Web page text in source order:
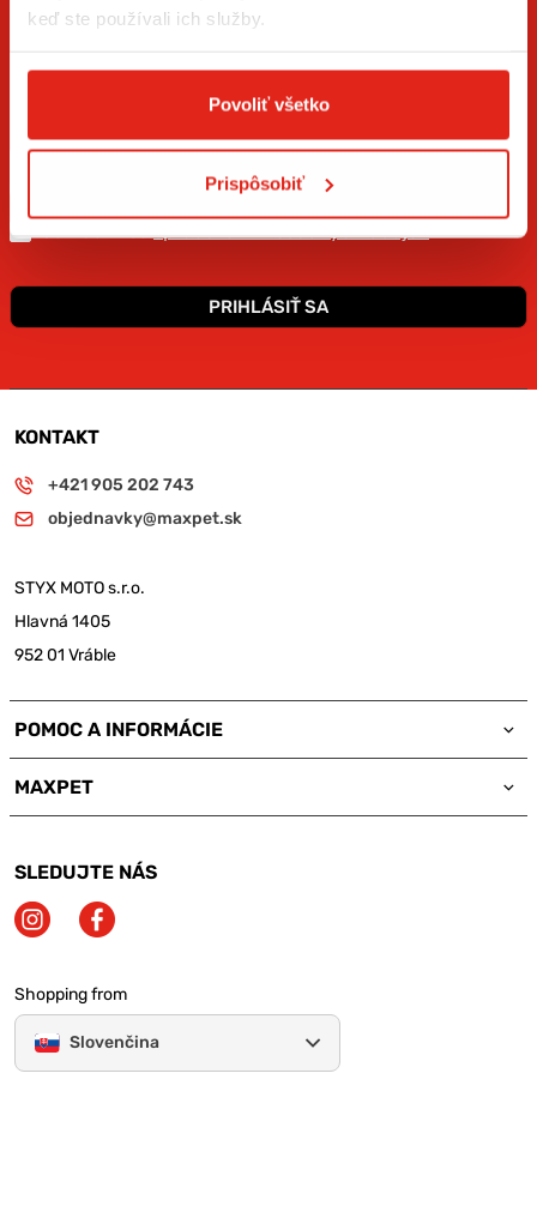
keď ste používali ich služby.
Povoliť všetko
Prispôsobiť
ZÍSKAJTE NOVINKY AKO PRVÝ
Prihláste sa na odber newslettera a buďte prvý, kto má
PRIHLÁSIŤ SA
KONTAKT
+421 905 202 743
objednavky@maxpet.sk
STYX MOTO s.r.o.
Hlavná 1405
952 01 Vráble
POMOC A INFORMÁCIE
MAXPET
SLEDUJTE NÁS
Shopping from
Slovenčina